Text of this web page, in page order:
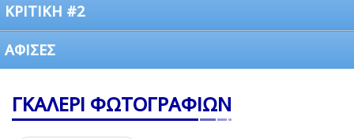
ΚΡΙΤΙΚΗ #2
ΑΦΙΣΕΣ
ΓΚΑΛΕΡΙ ΦΩΤΟΓΡΑΦΙΩΝ